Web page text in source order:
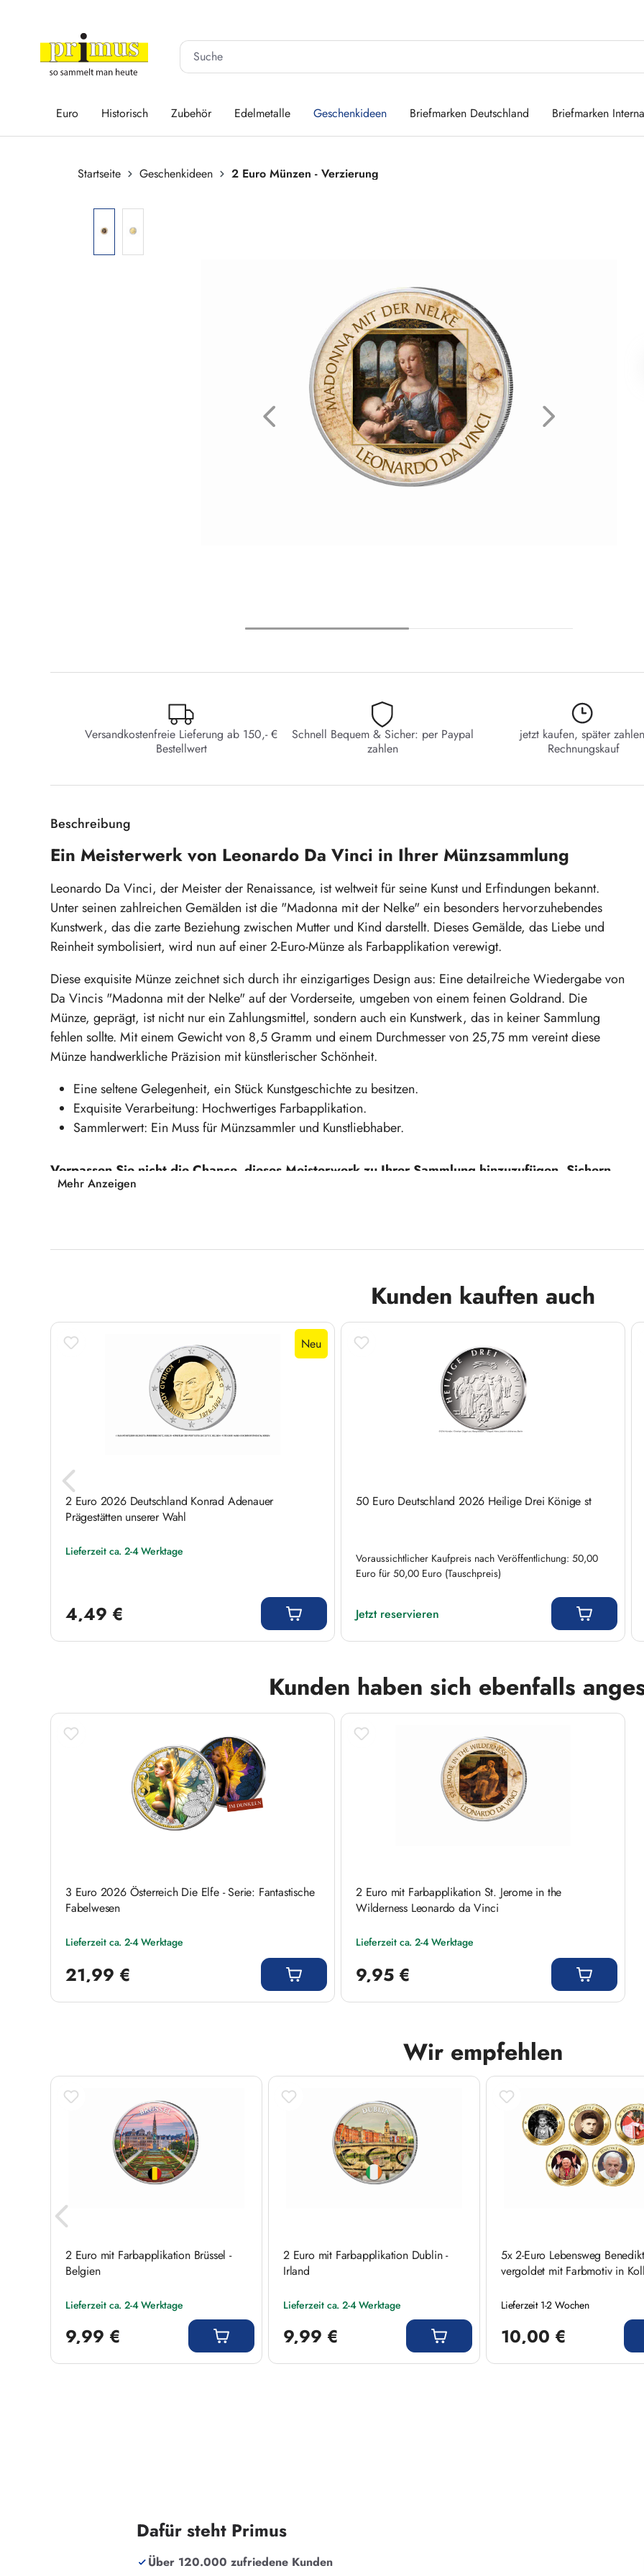
Euro Historisch Zubehör Edelmetalle Geschenkideen Briefmarken Deutschland Briefmarken
Startseite Geschenkideen
2 Euro Münzen - Verzierung
Versandkostenfreie Lieferung ab 150,- €
Bestellwert
Schnell Bequem & Sicher: per Paypal
zahlen
jetzt kaufen, später
Rechnungskauf
Beschreibung
Ein Meisterwerk von Leonardo Da Vinci in Ihrer Münzsammlung
Leonardo Da Vinci, der Meister der Renaissance, ist weltweit für seine Kunst und Erfindungen bekannt.
Unter seinen zahlreichen Gemälden ist die "Madonna mit der Nelke" ein besonders hervorzuhebendes
Kunstwerk, das die zarte Beziehung zwischen Mutter und Kind darstellt. Dieses Gemälde, das Liebe und
Reinheit symbolisiert, wird nun auf einer 2-Euro-Münze als Farbapplikation verewigt.
Diese exquisite Münze zeichnet sich durch ihr einzigartiges Design aus: Eine detailreiche Wiedergabe von
Da Vincis "Madonna mit der Nelke" auf der Vorderseite, umgeben von einem feinen Goldrand. Die
Münze, geprägt, ist nicht nur ein Zahlungsmittel, sondern auch ein Kunstwerk, das in keiner Sammlung
fehlen sollte. Mit einem Gewicht von 8,5 Gramm und einem Durchmesser von 25,75 mm vereint diese
Münze handwerkliche Präzision mit künstlerischer Schönheit.
Eine seltene Gelegenheit, ein Stück Kunstgeschichte zu besitzen.
Exquisite Verarbeitung: Hochwertiges Farbapplikation.
Sammlerwert: Ein Muss für Münzsammler und Kunstliebhaber.
Verpassen Sie nicht die Chance, dieses Meisterwerk zu Ihrer Sammlung hinzuzufügen. Sichern
Sie sich Ihre 2-Euro-Münze "Madonna mit der Nelke" noch heute!
Mehr Anzeigen
Kunden kauften auch
Neu
2 Euro 2026 Deutschland Konrad Adenauer
Prägestätten unserer Wahl
Lieferzeit ca. 2-4 Werktage
4,49 €
50 Euro Deutschland 2026 Heilige Drei Könige st
Voraussichtlicher Kaufpreis nach Veröffentlichung: 50,00
Euro für 50,00 Euro (Tauschpreis)
Jetzt reservieren
Kunden haben sich ebenfalls
3 Euro 2026 Österreich Die Elfe - Serie: Fantastische
Fabelwesen
Lieferzeit ca. 2-4 Werktage
21,99 €
2 Euro mit Farbapplikation St. Jerome in the
Wilderness Leonardo da Vinci
Lieferzeit ca. 2-4 Werktage
9,95 €
Wir empfehlen
Produktgalerie überspringen
2 Euro mit Farbapplikation Brüssel -
Belgien
Lieferzeit ca. 2-4 Werktage
9,99 €
2 Euro mit Farbapplikation Dublin -
Irland
Lieferzeit ca. 2-4 Werktage
9,99 €
5x 2-Euro Lebensweg
vergoldet mit Farbmotiv in
Lieferzeit 1-2 Wochen
10,00 €
Dafür steht Primus
Über 120.000 zufriedene Kunden